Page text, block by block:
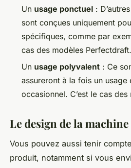
Un usage ponctuel :
sont conçues uniquement
spécifiques, comme par
cas des modèles Perfectdraft.
Un usage polyvalent : Ce
assureront à la fois un usage
occasionnel. C’est le cas
Le design de la machine
Vous pouvez aussi tenir
produit, notamment si vous